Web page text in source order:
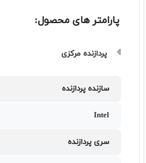
پارامتر های محصول:
پردازنده مرکزی
سازنده پردازنده
Intel
سری پردازنده